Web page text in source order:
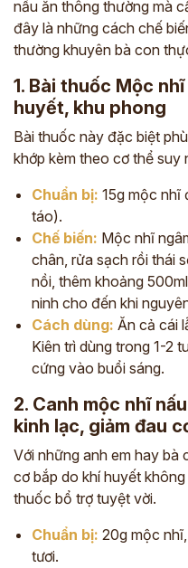
nấu ăn thông thường mà
đây là những cách chế
thường khuyên bà con
1. Bài thuốc Mộc
huyết, khu phong
Bài thuốc này đặc biệt
khớp kèm theo cơ thể suy
Chuẩn bị: 15g mộc nhĩ
táo).
Chế biến: Mộc nhĩ
chân, rửa sạch rồi thái
nồi, thêm khoảng
ninh cho đến khi
Cách dùng: Ăn cả cái
Kiên trì dùng trong 1-2
cứng vào buổi sáng.
2. Canh mộc nhĩ
kinh lạc, giảm đau
Với những anh em hay bà
cơ bắp do khí huyết
thuốc bổ trợ tuyệt vời.
Chuẩn bị: 20g mộc
tươi.